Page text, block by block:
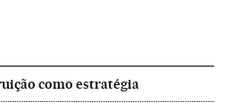
como estratégia